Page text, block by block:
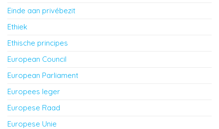
Einde aan privébezit
Ethiek
Ethische principes
European Council
European Parliament
Europees leger
Europese Raad
Europese Unie